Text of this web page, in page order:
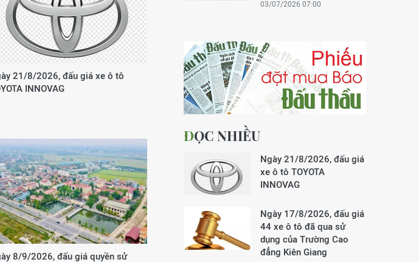
21/8/2026, đấu giá xe ô tô
INNOVAG
8/9/2026, đấu giá quyền sử
03/07/2026 07:00
ĐỌC NHIỀU
Ngày 21/8/2026, đấu giá
xe ô tô TOYOTA
INNOVAG
Ngày 17/8/2026, đấu giá
44 xe ô tô đã qua sử
dụng của Trường Cao
đẳng Kiên Giang